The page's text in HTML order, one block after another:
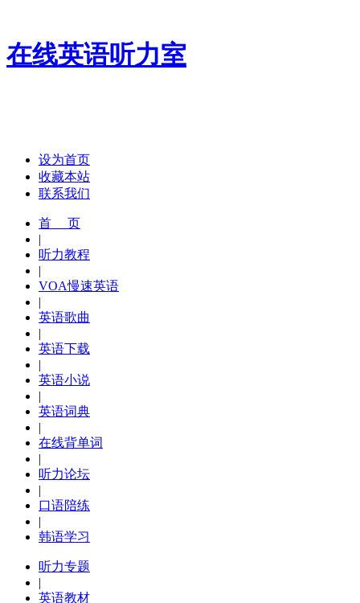
在线英语听力室
设为首页
收藏本站
联系我们
首 页
|
听力教程
|
VOA慢速英语
|
英语歌曲
|
英语下载
|
英语小说
|
英语词典
|
在线背单词
|
听力论坛
|
口语陪练
|
韩语学习
听力专题
|
英语教材